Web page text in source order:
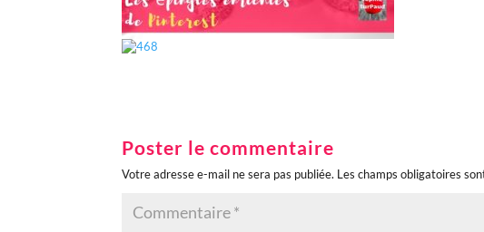
Poster le commentaire
Votre adresse e-mail ne sera pas publiée. Les champs obligatoires